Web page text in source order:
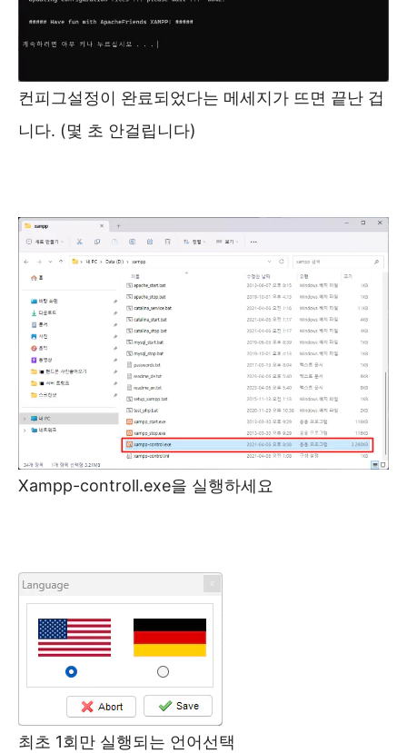
컨피그설정이 완료되었다는 메세지가 뜨면 끝난 겁
니다. (몇 초 안걸립니다)
Xampp-controll.exe을 실행하세요
최초 1회만 실행되는 언어선택